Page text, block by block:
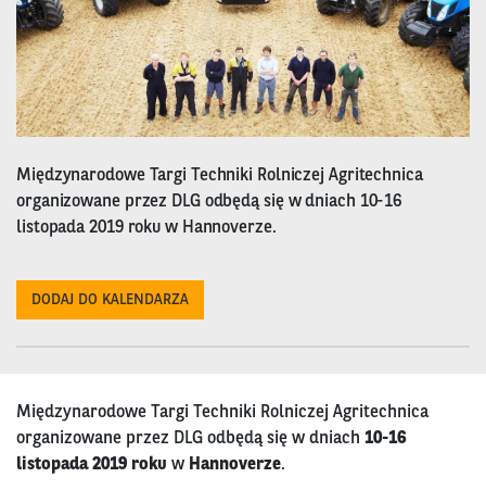
Międzynarodowe Targi Techniki Rolniczej Agritechnica
organizowane przez DLG odbędą się w dniach 10-16
listopada 2019 roku w Hannoverze.
DODAJ DO KALENDARZA
Międzynarodowe Targi Techniki Rolniczej Agritechnica
organizowane przez DLG odbędą się w dniach 10-16
listopada 2019 roku w Hannoverze.